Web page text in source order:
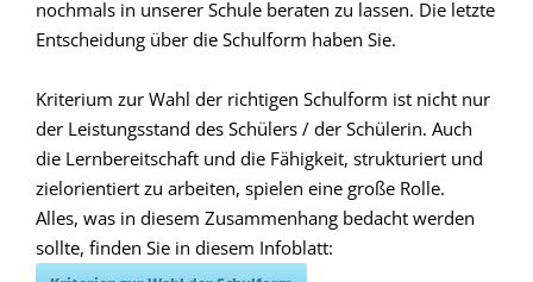
nochmals in unserer Schule beraten zu lassen. Die letzte
Entscheidung über die Schulform haben Sie.
Kriterium zur Wahl der richtigen Schulform ist nicht nur
der Leistungsstand des Schülers / der Schülerin. Auch
die Lernbereitschaft und die Fähigkeit, strukturiert und
zielorientiert zu arbeiten, spielen eine große Rolle.
Alles, was in diesem Zusammenhang bedacht werden
sollte, finden Sie in diesem Infoblatt: